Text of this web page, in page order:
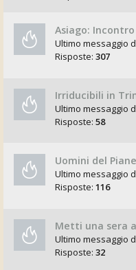
Asiago:
Ultimo messaggio
Risposte: 307
Irriducibili in
Ultimo messaggio
Risposte: 58
Uomini del
Ultimo messaggio
Risposte: 116
Metti una sera
Ultimo messaggio
Risposte: 32